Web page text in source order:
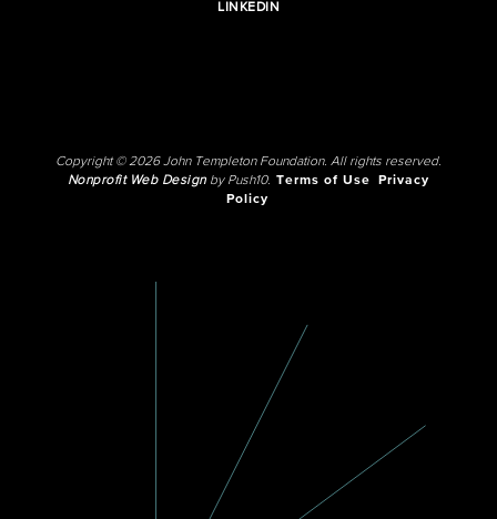
LINKEDIN
Copyright © 2026 John Templeton Foundation. All rights reserved.
Nonprofit Web Designby Push10. Terms of Use
Privacy
Policy